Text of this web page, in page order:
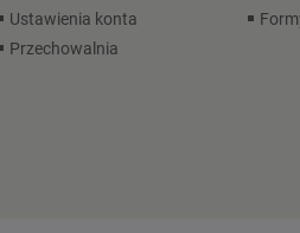
Ustawienia konta
Przechowalnia